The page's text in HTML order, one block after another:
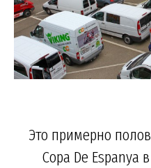
Это примерно
Copa De Espanya